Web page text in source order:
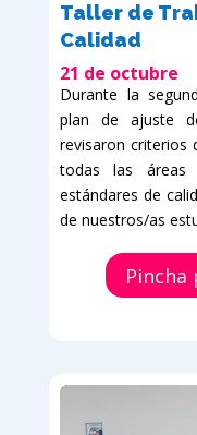
Taller de
Calidad
21 de octubre
Durante la
plan de ajuste
revisaron criterios
todas las
estándares de
de nuestros/as
Pincha